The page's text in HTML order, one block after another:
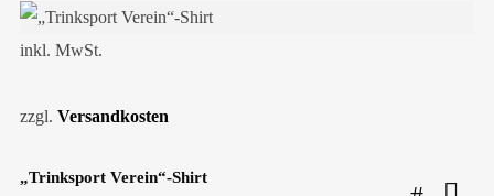
inkl. MwSt.
zzgl. Versandkosten
„Trinksport Verein“-Shirt